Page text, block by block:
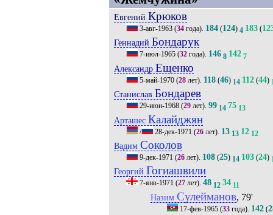
Евгений Крюков
3-авг-1963(34года). 184(124) 4 183(
Геннадий Бондарук
7-июл-1965(32года). 146 8 142 7
Александр Ещенко
5-май-1970(28лет). 118(46) 14 112(44)
Станислав Бондарев
29-июн-1968(29лет). 99 14 75 13
Арташес Калайджян
/ 28-дек-1971 (26лет). 13 13 12 12
Вадим Соколов
9-дек-1971 (26лет). 108(25) 14 103(24)
Георгий Гогиашвили
7-янв-1971 (27лет). 48 12 34 11
Назим Сулейманов, 79'
17-фев-1965 (33 года). 142 (